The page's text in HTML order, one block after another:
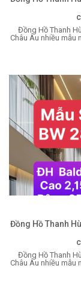
Đồng Hồ Thanh
Châu Âu nhiều mẫu
Đồng Hồ Thanh
Đồng Hồ Thanh
Châu Âu nhiều mẫu